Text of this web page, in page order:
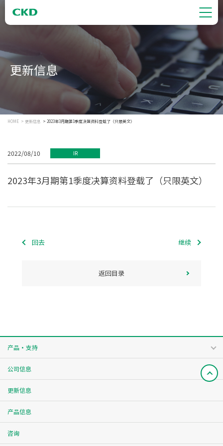
更新信息
HOME 更新信息 2023年3月期第1季度决算资料登载了（只限英文）
2022/08/10 IR
2023年3月期第1季度决算资料登载了（只限英文）
回去 继续
返回目录
产品・支持
公司信息
更新信息
产品信息
咨询